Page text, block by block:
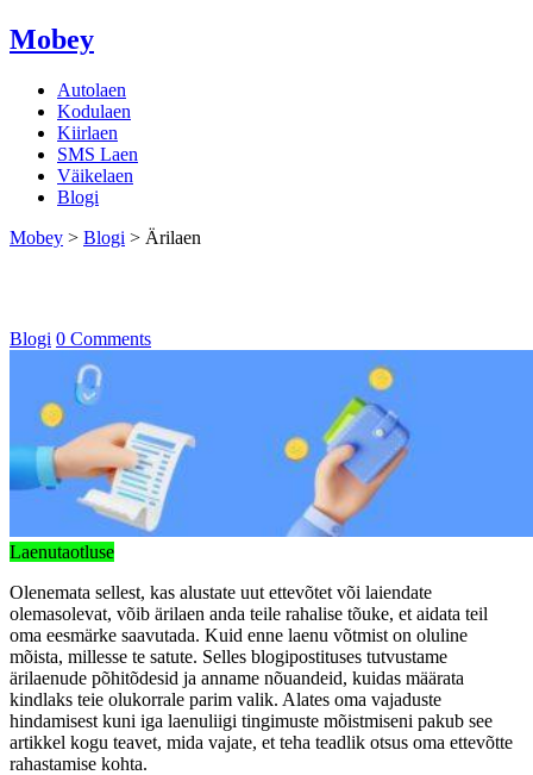
Mobey
Autolaen
Kodulaen
Kiirlaen
SMS Laen
Väikelaen
Blogi
Mobey > Blogi > Ärilaen
Blogi 0 Comments
Laenutaotluse
Olenemata sellest, kas alustate uut ettevõtet või laiendate
olemasolevat, võib ärilaen anda teile rahalise tõuke, et aidata teil
oma eesmärke saavutada. Kuid enne laenu võtmist on oluline
mõista, millesse te satute. Selles blogipostituses tutvustame
ärilaenude põhitõdesid ja anname nõuandeid, kuidas määrata
kindlaks teie olukorrale parim valik. Alates oma vajaduste
hindamisest kuni iga laenuliigi tingimuste mõistmiseni pakub see
artikkel kogu teavet, mida vajate, et teha teadlik otsus oma ettevõtte
rahastamise kohta.